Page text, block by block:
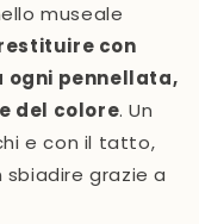
museale
con
pennellata,
del colore. Un
e con il tatto,
grazie a